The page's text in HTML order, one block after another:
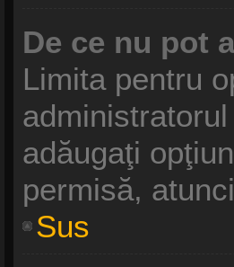
De ce nu pot
Limita pentru
adăugaţi
permisă,
Sus